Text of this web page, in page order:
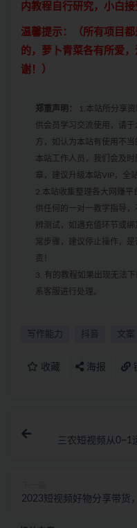
内教程自行研究，小白接
温馨提示：（所有项目
的，萝卜青菜各有所爱
谢！）
郑重声明：
1.本站所分享
供会员学习交流使用，请
方，如认为本站有使用不
本站工作人员，我们会及
章，建议升级本站VIP，全
2.本站收集整理各大网赚
供任何的一对一教学指导
辨测试，如遇充值环节或
常步骤，建议停止操作，
责！
3. 有的教程如果出现无法
系客服进行处理。
写作能力 抖音 文案
收藏 海报
三农短视频从0~1
2023短视频好物分享带货